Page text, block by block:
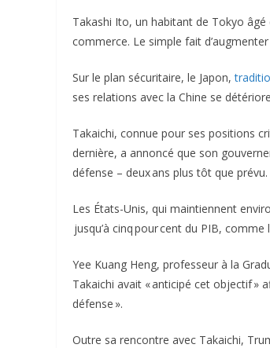
Takashi Ito, un habitant de Tokyo
commerce. Le simple fait
Sur le plan sécuritaire, le Japon,
ses relations avec la Chine se
Takaichi, connue pour ses positions
dernière, a annoncé que son
défense – deux ans plus tôt que prévu.
Les États-Unis, qui maintiennent
jusqu’à cinq pour cent du PIB,
Yee Kuang Heng, professeur à la
Takaichi avait « anticipé cet objectif »
défense ».
Outre sa rencontre avec Takaichi,